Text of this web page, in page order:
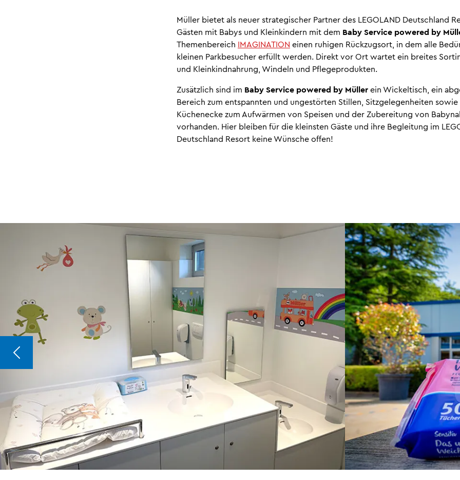
Müller bietet als neuer strategischer Partner des LEGOLAND Deutschland
Gästen mit Babys und Kleinkindern mit dem Baby Service powered by
Themenbereich IMAGINATION einen ruhigen Rückzugsort, in dem alle
kleinen Parkbesucher erfüllt werden. Direkt vor Ort wartet ein breites
und Kleinkindnahrung, Windeln und Pflegeprodukten.
Zusätzlich sind im Baby Service powered by Müllerein Wickeltisch, ein
Bereich zum entspannten und ungestörten Stillen, Sitzgelegenheiten sowie
Küchenecke zum Aufwärmen von Speisen und der Zubereitung von
vorhanden. Hier bleiben für die kleinsten Gäste und ihre Begleitung im
Deutschland Resort keine Wünsche offen!